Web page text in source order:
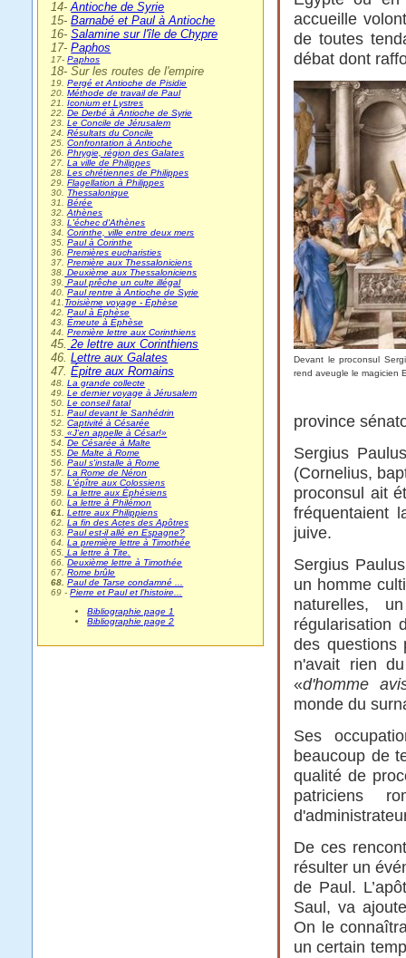
14-Antioche de Syrie
15-Barnabé et Paul à Antioche
16-Salamine sur l'île de Chypre
17-Paphos
17-Paphos
18- Sur les routes de l'empire
19.Pergé et Antioche de Pisidie
20.Méthode de travail de Paul
21.Iconium et Lystres
22.De Derbé à Antioche de Syrie
23.Le Concile de Jérusalem
24.Résultats du Concile
25.Confrontation à Antioche
26.Phrygie, région des Galates
27.La ville de Philippes
28.Les chrétiennes de Philippes
29.Flagellation à Philippes
30. Thessalonique
31.Bérée
32.Athènes
33.L'échec d'Athènes
34.Corinthe, ville entre deux mers
35.Paul à Corinthe
36.Premières eucharisties
37.Première aux Thessaloniciens
38. Deuxième aux Thessaloniciens
39. Paul prêche un culte illégal
40.Paul rentre à Antioche de Syrie
41.Troisième voyage - Éphèse
42.Paul à Éphèse
43.Émeute à Éphèse
44.Première lettre aux Corinthiens
45. 2e lettre aux Corinthiens
46.Lettre aux Galates
47.Épitre aux Romains
48.La grande collecte
49.Le dernier voyage à Jérusalem
50.Le conseil fatal
51.Paul devant le Sanhédrin
52.Captivité à Césarée
53. «J’en appelle à César!»
54.De Césarée à Malte
55.De Malte à Rome
56.Paul s'installe à Rome
57.La Rome de Néron
58.L'épître aux Colossiens
59.La lettre aux Éphésiens
60.La lettre à Philémon
61.Lettre aux Philippiens
62.La fin des Actes des Apôtres
63.Paul est-il allé en Espagne?
64.La première lettre à Timothée
65. La lettre à Tite.
66.Deuxième lettre à Timothée
67.Rome brûle
68.Paul de Tarse condamné ...
69 -Pierre et Paul et l’histoire...
Bibliographie page 1
Bibliographie page 2
accueille
de toutes
débat dont
Devant le proconsul
rend aveugle le magicien
province
Sergius
(Cornelius,
proconsul ait
fréquentaient
juive.
Sergius
un homme
naturelles,
régularisation
des questions
n'avait rien
«d'homme
monde du
Ses
beaucoup de
qualité de
patriciens
De ces
résulter un
de Paul.
Saul, va
On le
un certain